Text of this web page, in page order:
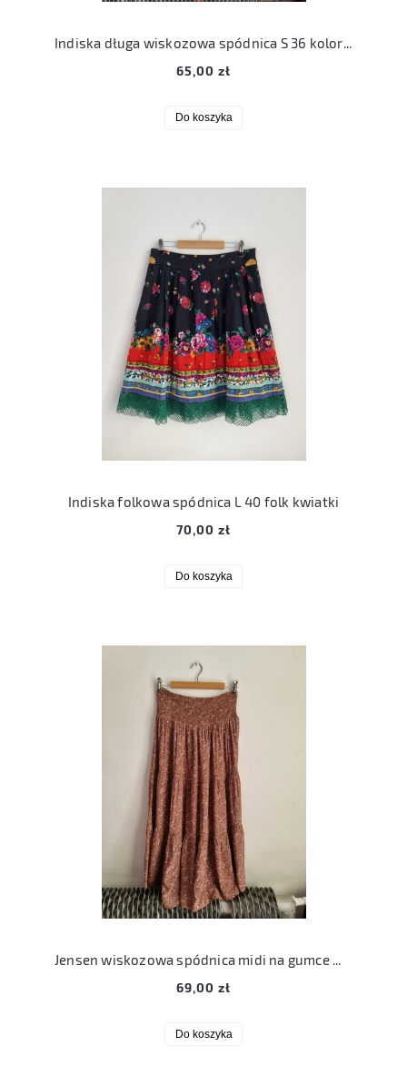
Indiska długa wiskozowa spódnica S 36 kolorowa boho hippie
65,00 zł
Do koszyka
Indiska folkowa spódnica L 40 folk kwiatki
70,00 zł
Do koszyka
Jensen wiskozowa spódnica midi na gumce M 38
69,00 zł
Do koszyka